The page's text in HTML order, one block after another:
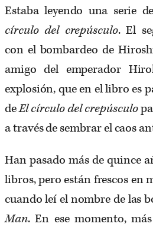
Estaba leyendo una serie
círculo del crepúsculo. El
con el bombardeo de
amigo del emperador
explosión, que en el libro es
deElcírculo del crepúsculo
a través de sembrar el caos
Han pasado más de quince
libros, pero están frescos en
cuando leí el nombre de las
Man. En ese momento,